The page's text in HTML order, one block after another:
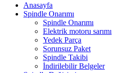
Anasayfa
Spindle Onarımı
Spindle Onarımı
Elektrik motoru sarımı
Yedek Parça
Sorunsuz Paket
Spindle Takibi
İndirilebilir Belgeler